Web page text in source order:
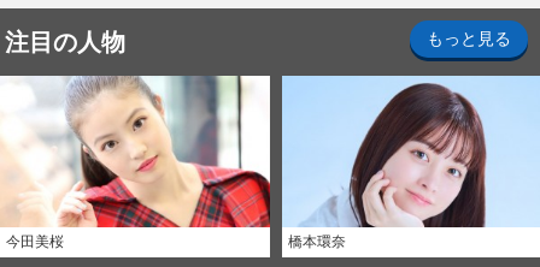
注目の人物 もっと見る
今田美桜 橋本環奈